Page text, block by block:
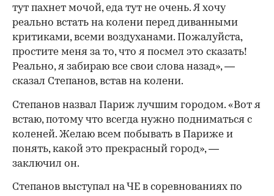
тут пахнет мочой, еда тут не очень. Я хочу
реально встать на колени перед диванными
критиками, всеми воздуханами. Пожалуйста,
простите меня за то, что я посмел это сказать!
Реально, я забираю все свои слова назад», —
сказал Степанов, встав на колени.
Степанов назвал Париж лучшим городом. «Вот я
встаю, потому что всегда нужно подниматься с
коленей. Желаю всем побывать в Париже и
понять, какой это прекрасный город», —
заключил он.
Степанов выступал на ЧЕ в соревнованиях по